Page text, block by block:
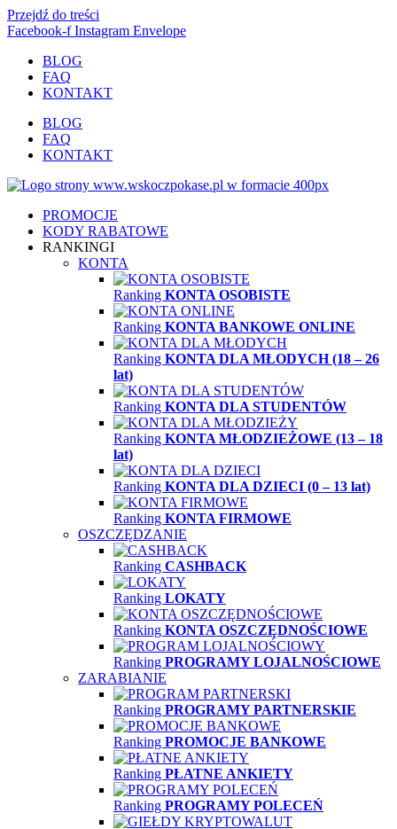
Przejdź do treści
Facebook-f Instagram Envelope
BLOG
FAQ
KONTAKT
BLOG
FAQ
KONTAKT
PROMOCJE
KODY RABATOWE
RANKINGI
KONTA
Ranking KONTA OSOBISTE
Ranking KONTA BANKOWE ONLINE
Ranking KONTA DLA MŁODYCH (18 – 26
lat)
Ranking KONTA DLA STUDENTÓW
Ranking KONTA MŁODZIEŻOWE (13 – 18
lat)
Ranking KONTA DLA DZIECI (0 – 13 lat)
Ranking KONTA FIRMOWE
OSZCZĘDZANIE
Ranking CASHBACK
Ranking LOKATY
Ranking KONTA OSZCZĘDNOŚCIOWE
Ranking PROGRAMY LOJALNOŚCIOWE
ZARABIANIE
Ranking PROGRAMY PARTNERSKIE
Ranking PROMOCJE BANKOWE
Ranking PŁATNE ANKIETY
Ranking PROGRAMY POLECEŃ